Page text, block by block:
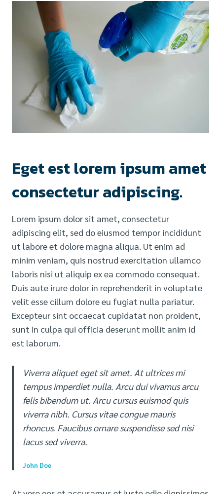
Eget est lorem ipsum amet
consectetur adipiscing.
Lorem ipsum dolor sit amet, consectetur
adipiscing elit, sed do eiusmod tempor incididunt
ut labore et dolore magna aliqua. Ut enim ad
minim veniam, quis nostrud exercitation ullamco
laboris nisi ut aliquip ex ea commodo consequat.
Duis aute irure dolor in reprehenderit in voluptate
velit esse cillum dolore eu fugiat nulla pariatur.
Excepteur sint occaecat cupidatat non proident,
sunt in culpa qui officia deserunt mollit anim id
est laborum.
Viverra aliquet eget sit amet. At ultrices mi
tempus imperdiet nulla. Arcu dui vivamus arcu
felis bibendum ut. Arcu cursus euismod quis
viverra nibh. Cursus vitae congue mauris
rhoncus. Faucibus ornare suspendisse sed nisi
lacus sed viverra.
John Doe